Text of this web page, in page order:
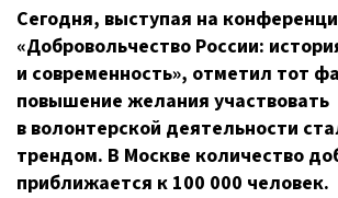
Сегодня, выступая на
«Добровольчество России:
и современность», отметил тот
повышение желания участвовать
в волонтерской деятельности
трендом. В Москве количество
приближается к 100 000 человек.